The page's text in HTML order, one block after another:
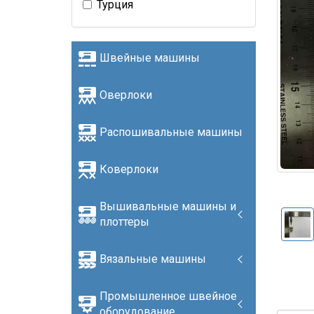
Турция
Швейные машины
Оверлоки
Распошивальные машины
Коверлоки
Вышивальные машины и
плоттеры
Вязальные машины
Промышленное швейное